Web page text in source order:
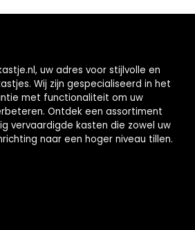
uw adres voor stijlvolle en
Wij zijn gespecialiseerd in het
met functionaliteit om uw
Ontdek een assortiment
vervaardigde kasten die zowel uw
naar een hoger niveau tillen.